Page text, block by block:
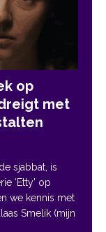
op
met
sjabbat, is
‘Etty’ op
we kennis met
Smelik (mijn